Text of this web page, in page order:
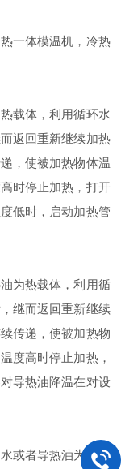
一体模温机，冷热
载体，利用循环水
返回重新继续加热
，使被加热物体温
时停止加热，打开
低时，启动加热管
为热载体，利用循
继而返回重新继续
传递，使被加热物
度高时停止加热，
导热油降温在对设
或者导热油为热载